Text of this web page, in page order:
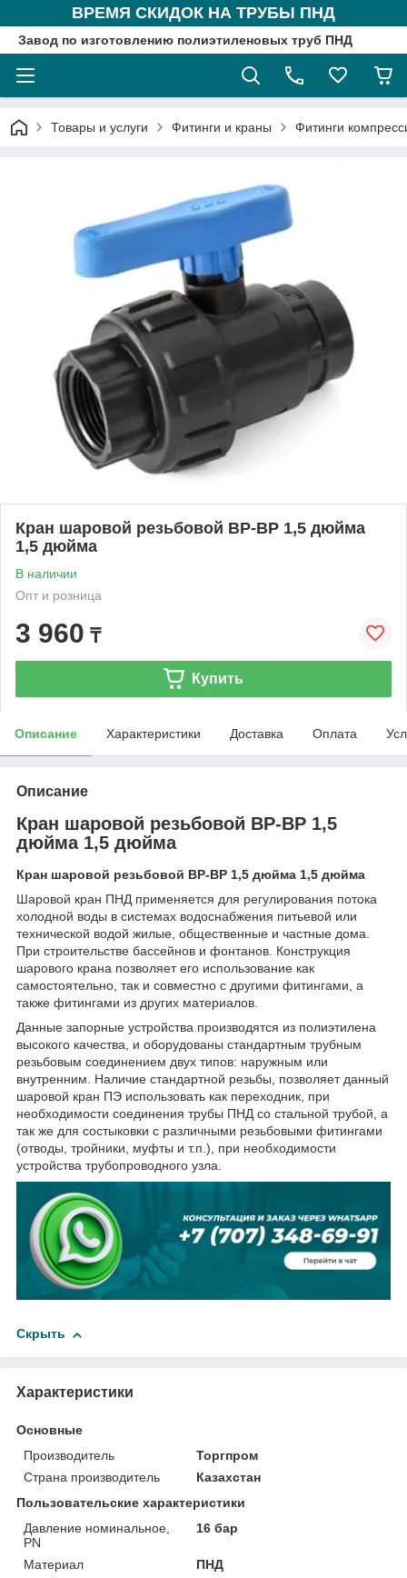
ВРЕМЯ СКИДОК НА ТРУБЫ ПНД
Завод по изготовлению полиэтиленовых труб ПНД
Товары и услуги Фитинги и краны Фитинги
Кран шаровой резьбовой ВР-ВР 1,5 дюйма
1,5 дюйма
В наличии
Опт и розница
3 960 ₸
Купить
Описание Характеристики Доставка Оплата
Описание
Кран шаровой резьбовой ВР-ВР 1,5
дюйма 1,5 дюйма
Кран шаровой резьбовой ВР-ВР 1,5 дюйма 1,5 дюйма
Шаровой кран ПНД применяется для регулирования потока
холодной воды в системах водоснабжения питьевой или
технической водой жилые, общественные и частные дома.
При строительстве бассейнов и фонтанов. Конструкция
шарового крана позволяет его использование как
самостоятельно, так и совместно с другими фитингами, а
также фитингами из других материалов.
Данные запорные устройства производятся из полиэтилена
высокого качества, и оборудованы стандартным трубным
резьбовым соединением двух типов: наружным или
внутренним. Наличие стандартной резьбы, позволяет данный
шаровой кран ПЭ использовать как переходник, при
необходимости соединения трубы ПНД со стальной трубой, а
так же для состыковки с различными резьбовыми фитингами
(отводы, тройники, муфты и т.п.), при необходимости
устройства трубопроводного узла.
Скрыть
Характеристики
Основные
Производитель
Торгпром
Страна производитель
Казахстан
Пользовательские характеристики
Давление номинальное,
PN
16 бар
Материал
ПНД